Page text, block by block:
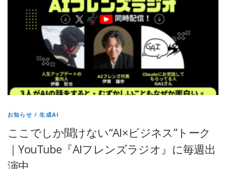
お知らせ /生成AI
ここでしか聞けない“AI×ビジネス”トーク
｜YouTube『AIフレンズラジオ』に毎週出
演中